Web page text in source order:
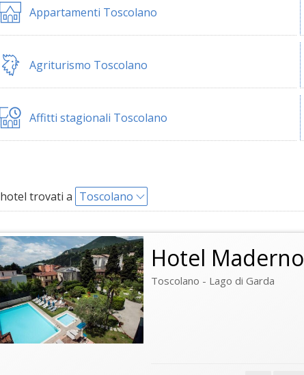
Appartamenti Toscolano
Agriturismo Toscolano
Affitti stagionali Toscolano
hotel trovati a Toscolano
Hotel Maderno
Toscolano - Lago di Garda